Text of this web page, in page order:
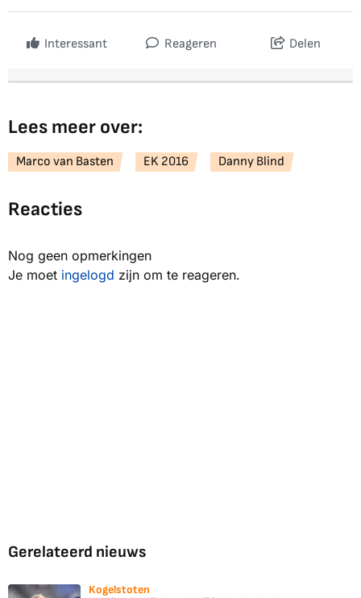
Interessant Reageren Delen
Lees meer over:
Marco van Basten EK 2016 Danny Blind
Reacties
Nog geen opmerkingen
Je moet ingelogd zijn om te reageren.
Gerelateerd nieuws
Kogelstoten